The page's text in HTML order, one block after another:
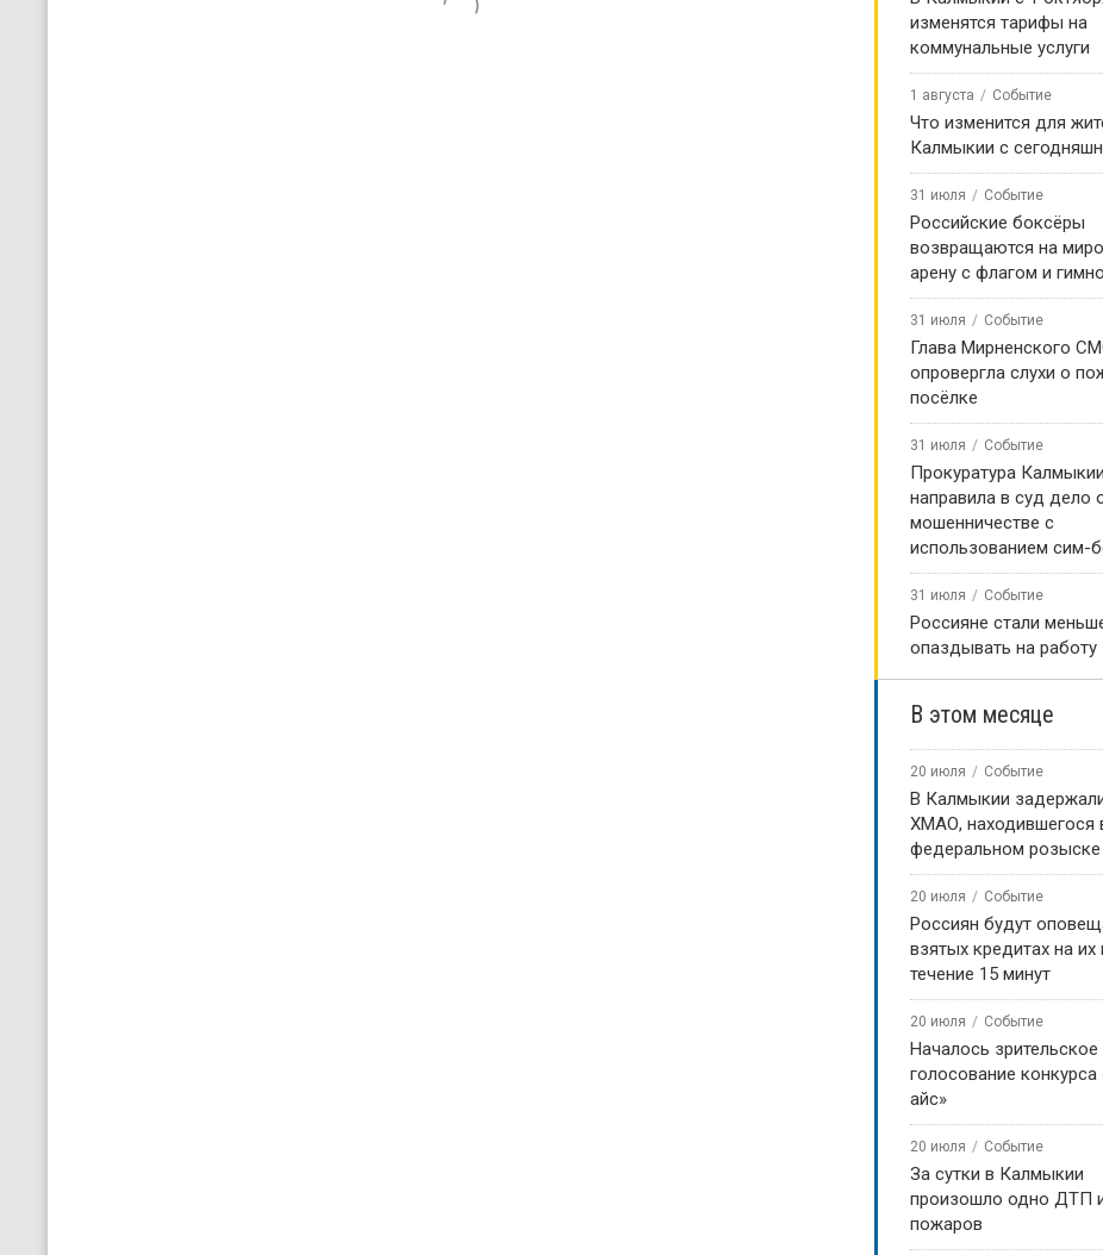
изменятся тарифы на
коммунальные услуги
1 августа Событие
Что изменится для
Калмыкии с
31 июля Событие
Российские боксёры
возвращаются на
арену с флагом и
31 июля Событие
Глава Мирненского
опровергла слухи о
посёлке
31 июля Событие
Прокуратура Калмыкии
направила в суд дело
мошенничестве с
использованием сим-
31 июля Событие
Россияне стали
опаздывать на работу
В этом месяце
20 июля Событие
В Калмыкии
ХМАО, находившегося
федеральном розыске
20 июля Событие
Россиян будут
взятых кредитах на их
течение 15 минут
20 июля Событие
Началось зрительское
голосование конкурса
айс»
20 июля Событие
За сутки в Калмыкии
произошло одно ДТП
пожаров